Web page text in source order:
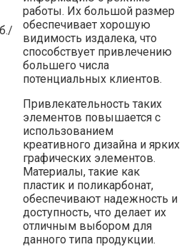
работы. Их большой размер
обеспечивает хорошую
видимость издалека, что
способствует привлечению
большего числа
потенциальных клиентов.
Привлекательность таких
элементов повышается с
использованием
креативного дизайна и ярких
графических элементов.
Материалы, такие как
пластик и поликарбонат,
обеспечивают надежность и
доступность, что делает их
отличным выбором для
данного типа продукции.